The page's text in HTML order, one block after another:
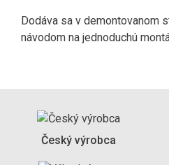
Dodáva sa v demontovanom
návodom na jednoduchú
Český výrobca